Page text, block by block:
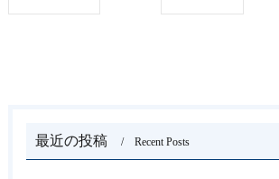
最近の投稿 Recent Posts